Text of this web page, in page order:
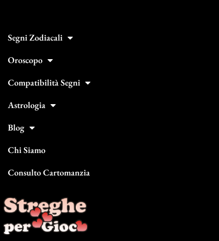
Segni Zodiacali
Oroscopo
Compatibilità Segni
Astrologia
Blog
Chi Siamo
Consulto Cartomanzia